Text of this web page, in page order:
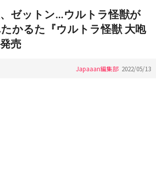
ゼットン…ウルトラ怪獣が
かるた『ウルトラ怪獣 大咆
売
Japaaan編集部 2022/05/13